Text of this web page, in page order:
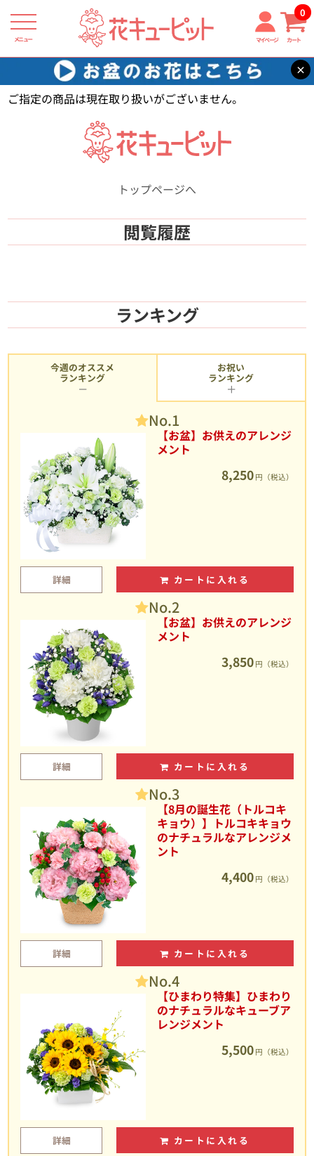
メニュー マイページ カート
0
×
花キューピット 【】
ご指定の商品は現在取り扱いがございません。
トップページへ
閲覧履歴
ランキング
今週のオススメ
ランキング
No.1
【お盆】お供えのアレンジ
メント
8,250 円（税込）
詳細 カートに入れる
No.2
【お盆】お供えのアレンジ
メント
3,850 円（税込）
詳細 カートに入れる
No.3
【8月の誕生花（トルコキ
キョウ）】トルコキキョウ
のナチュラルなアレンジメ
ント
4,400 円（税込）
詳細 カートに入れる
No.4
【ひまわり特集】ひまわり
のナチュラルなキューブア
レンジメント
5,500 円（税込）
詳細 カートに入れる
お祝い
ランキング